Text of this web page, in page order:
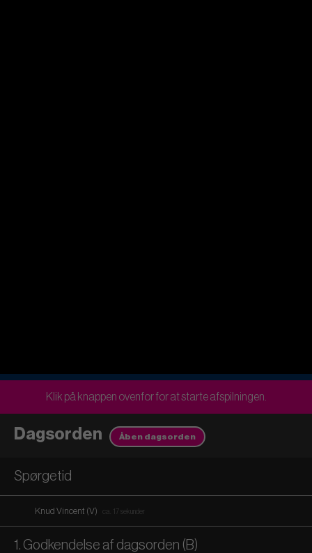
Klik på knappen ovenfor for at starte afspilningen.
Dagsorden Åben dagsorden
Spørgetid
Knud Vincent (V) ca. 17 sekunder
1. Godkendelse af dagsorden (B)